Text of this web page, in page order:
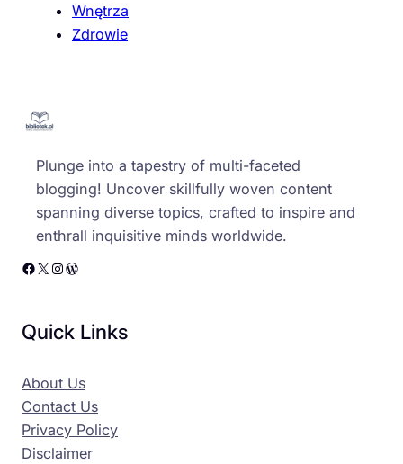
Wnętrza
Zdrowie
Plunge into a tapestry of multi-faceted
blogging! Uncover skillfully woven content
spanning diverse topics, crafted to inspire and
enthrall inquisitive minds worldwide.
Facebook X Instagram WordPress
Quick Links
About Us
Contact Us
Privacy Policy
Disclaimer